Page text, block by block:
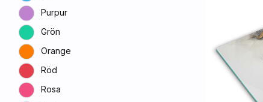
Purpur
Grön
Orange
Röd
Rosa